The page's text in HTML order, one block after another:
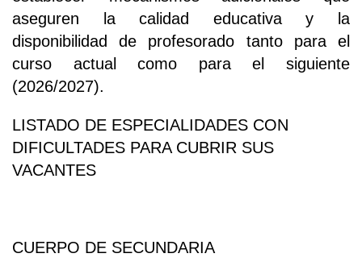
aseguren la calidad educativa y la
disponibilidad de profesorado tanto para el
curso actual como para el siguiente
(2026/2027).
LISTADO DE ESPECIALIDADES CON
DIFICULTADES PARA CUBRIR SUS
VACANTES
CUERPO DE SECUNDARIA